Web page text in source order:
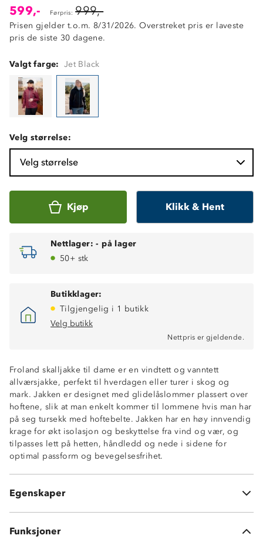
599,-
Førpris: 999,-
Prisen gjelder t.o.m. 8/31/2026. Overstreket pris er laveste
pris de siste 30 dagene.
Valgt farge: Jet Black
Velg størrelse:
Velg størrelse
Kjøp Klikk & Hent
Nettlager: - på lager
50+ stk
Butikklager:
Tilgjengelig i 1 butikk
Velg butikk
Nettpris er gjeldende.
Froland skalljakke til dame er en vindtett og vanntett
allværsjakke, perfekt til hverdagen eller turer i skog og
mark. Jakken er designet med glidelåslommer plassert over
hoftene, slik at man enkelt kommer til lommene hvis man har
på seg tursekk med hoftebelte. Jakken har en høy innvendig
krage for økt isolasjon og beskyttelse fra vind og vær, og
tilpasses lett på hetten, håndledd og nede i sidene for
optimal passform og bevegelsesfrihet.
Egenskaper
Vanntett (8 000 mm vannsøyle)
Fukttransporterende (6 000 g/m2/24t)
Vindtett
Vannavstøtende glidelåser
Meshfôr
2-lags skall
To glidelåslommer tilpasset hoftebelte
Fast hette med justering rundt ansikt og i bakhodet
Enhåndsstramming nederst i sidene
Borrelåsjustering rundt håndledd
Knagghempe i nakken
Funksjoner